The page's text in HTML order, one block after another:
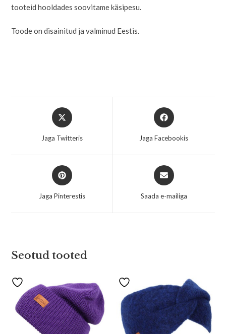
tooteid hooldades soovitame käsipesu.
Toode on disainitud ja valminud Eestis.
Jaga Twitteris Jaga Facebookis
Jaga Pinterestis Saada e-mailiga
Seotud tooted